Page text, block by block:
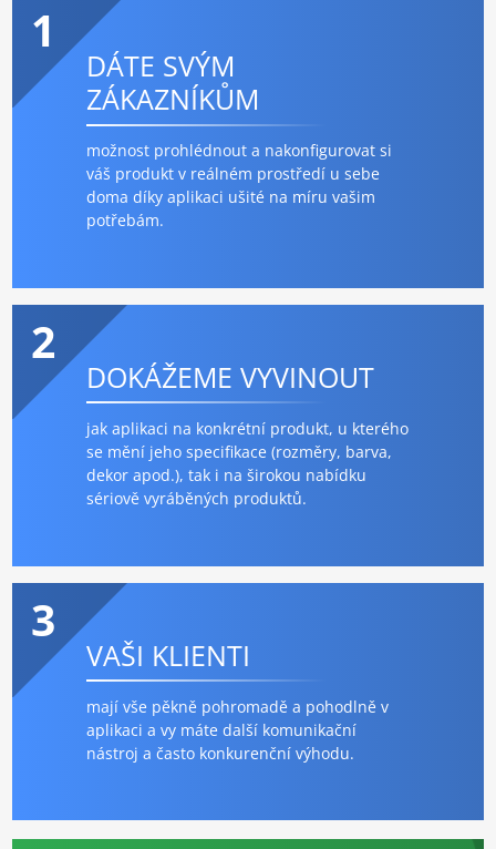
1
DÁTE SVÝM
ZÁKAZNÍKŮM
možnost prohlédnout a nakonfigurovat si
váš produkt v reálném prostředí u sebe
doma díky aplikaci ušité na míru vašim
potřebám.
2
DOKÁŽEME VYVINOUT
jak aplikaci na konkrétní produkt, u kterého
se mění jeho specifikace (rozměry, barva,
dekor apod.), tak i na širokou nabídku
sériově vyráběných produktů.
3
VAŠI KLIENTI
mají vše pěkně pohromadě a pohodlně v
aplikaci a vy máte další komunikační
nástroj a často konkurenční výhodu.